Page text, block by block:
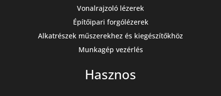
Vonalrajzoló lézerek
Építőipari forgólézerek
Alkatrészek műszerekhez és kiegészítőkhöz
Munkagép vezérlés
Hasznos